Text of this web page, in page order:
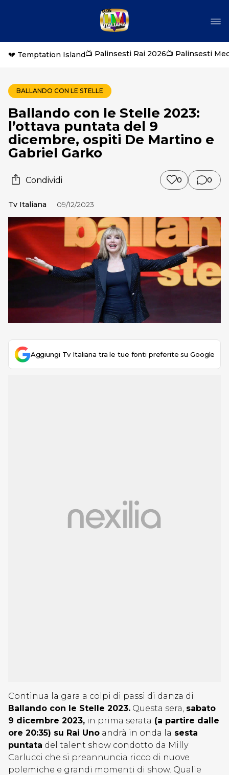
💔 Temptation Island📺 Palinsesti Rai 2026📺 Palinsesti
BALLANDO CON LE STELLE
Ballando con le Stelle 2023:
l’ottava puntata del 9
dicembre, ospiti De Martino e
Gabriel Garko
Condividi 0 0
Tv Italiana 09/12/2023
Aggiungi Tv Italiana tra le tue fonti preferite su Google
Continua la gara a colpi di passi di danza di
Ballando con le Stelle 2023. Questa sera, sabato
9 dicembre 2023, in prima serata (a partire dalle
ore 20:35) su Rai Uno andrà in onda la sesta
puntata del talent show condotto da Milly
Carlucci che si preannuncia ricco di nuove
polemiche e grandi momenti di show. Qualie